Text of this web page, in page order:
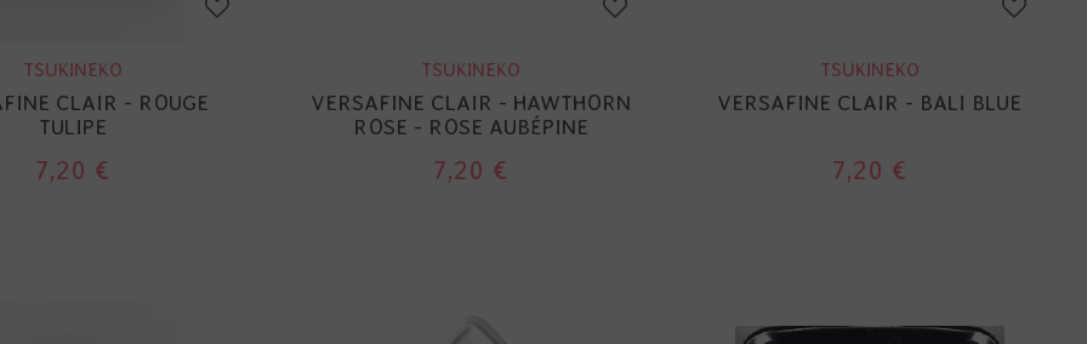
TSUKINEKO
CLAIR - ROUGE
TULIPE
7,20 €
TSUKINEKO
VERSAFINE CLAIR - HAWTHORN
ROSE - ROSE AUBÉPINE
7,20 €
TSUKINEKO
VERSAFINE CLAIR - BALI BLUE
7,20 €